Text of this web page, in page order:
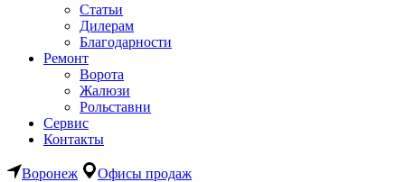
Статьи
Дилерам
Благодарности
Ремонт
Ворота
Жалюзи
Рольставни
Сервис
Контакты
Воронеж Офисы продаж